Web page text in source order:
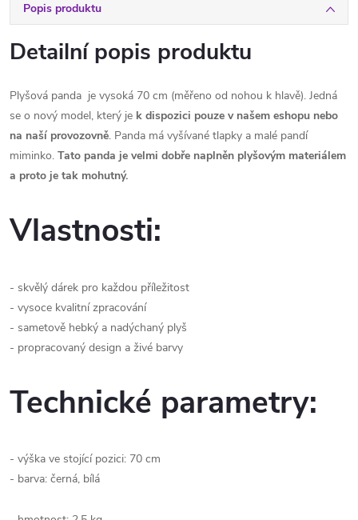
Popis produktu
Detailní popis produktu
Plyšová panda je vysoká 70 cm (měřeno od nohou k hlavě). Jedná
se o nový model, který je k dispozici pouze v našem eshopu nebo
na naší provozovně. Panda má vyšívané tlapky a malé pandí
miminko. Tato panda je velmi dobře naplněn plyšovým materiálem
a proto je tak mohutný.
Vlastnosti:
- skvělý dárek pro každou příležitost
- vysoce kvalitní zpracování
- sametově hebký a nadýchaný plyš
- propracovaný design a živé barvy
Technické parametry:
- výška ve stojící pozici: 70 cm
- barva: černá, bílá